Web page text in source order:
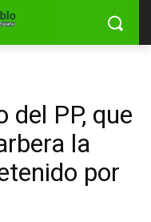
del PP, que
la
por